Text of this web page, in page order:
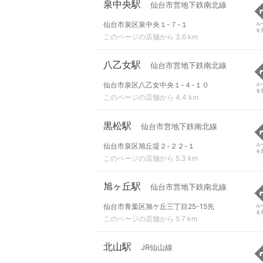
泉中央駅 仙台市営地下鉄南北線
仙台市泉区泉中央１-７-１
このページの店舗から 3.6 km
ル
を
八乙女駅 仙台市営地下鉄南北線
仙台市泉区八乙女中央１-４-１０
このページの店舗から 4.4 km
ル
を
黒松駅 仙台市営地下鉄南北線
仙台市泉区旭丘堤２-２２-１
このページの店舗から 5.3 km
ル
を
旭ヶ丘駅 仙台市営地下鉄南北線
仙台市青葉区旭ケ丘三丁目25-15先
このページの店舗から 5.7 km
ル
を
北山駅 JR仙山線